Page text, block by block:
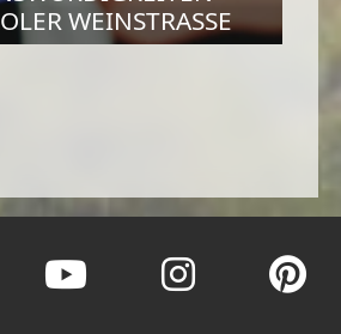
WEINSTRASSE